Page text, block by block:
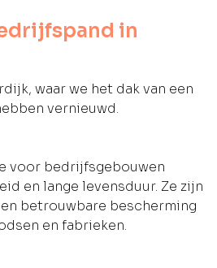
in
waar we het dak van een
vernieuwd.
voor bedrijfsgebouwen
en lange levensduur. Ze zijn
betrouwbare bescherming
en fabrieken.